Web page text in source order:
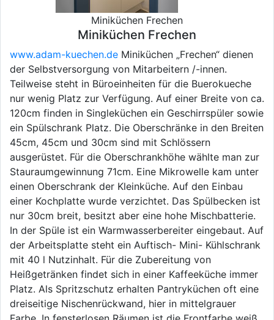
Miniküchen Frechen
Miniküchen Frechen
www.adam-kuechen.de Miniküchen „Frechen“ dienen
der Selbstversorgung von Mitarbeitern /-innen.
Teilweise steht in Büroeinheiten für die Buerokueche
nur wenig Platz zur Verfügung. Auf einer Breite von ca.
120cm finden in Singleküchen ein Geschirrspüler sowie
ein Spülschrank Platz. Die Oberschränke in den Breiten
45cm, 45cm und 30cm sind mit Schlössern
ausgerüstet. Für die Oberschrankhöhe wählte man zur
Stauraumgewinnung 71cm. Eine Mikrowelle kam unter
einen Oberschrank der Kleinküche. Auf den Einbau
einer Kochplatte wurde verzichtet. Das Spülbecken ist
nur 30cm breit, besitzt aber eine hohe Mischbatterie.
In der Spüle ist ein Warmwasserbereiter eingebaut. Auf
der Arbeitsplatte steht ein Auftisch- Mini- Kühlschrank
mit 40 l Nutzinhalt. Für die Zubereitung von
Heißgetränken findet sich in einer Kaffeeküche immer
Platz. Als Spritzschutz erhalten Pantryküchen oft eine
dreiseitige Nischenrückwand, hier in mittelgrauer